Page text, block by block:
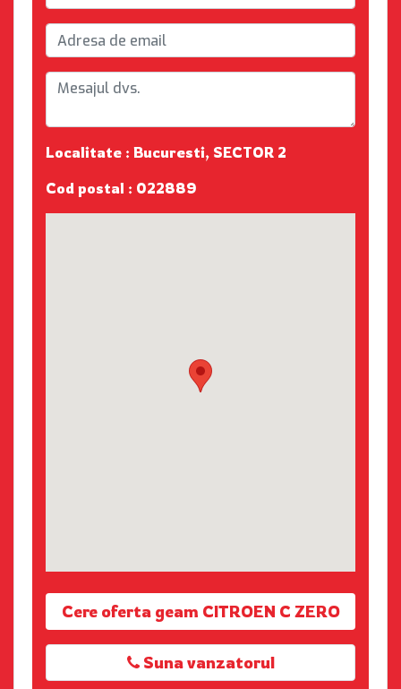
Localitate : Bucuresti, SECTOR 2
Cod postal : 022889
Cere oferta geam CITROEN C ZERO
Suna vanzatorul